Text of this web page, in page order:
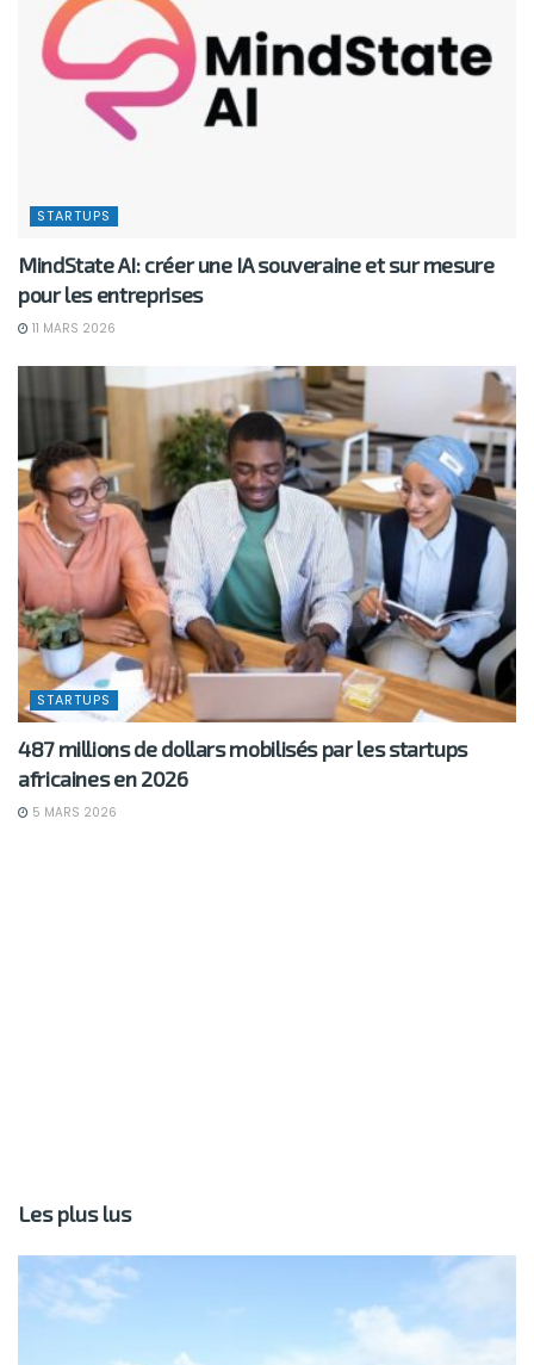
STARTUPS
MindState AI: créer une IA souveraine et sur mesure
pour les entreprises
11 MARS 2026
STARTUPS
487 millions de dollars mobilisés par les startups
africaines en 2026
5 MARS 2026
Les plus lus